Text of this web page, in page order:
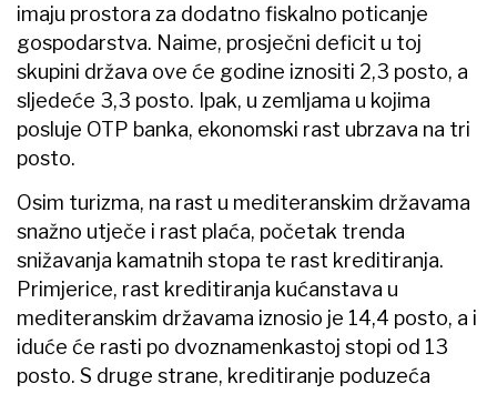
imaju prostora za dodatno fiskalno poticanje
gospodarstva. Naime, prosječni deficit u toj
skupini država ove će godine iznositi 2,3 posto, a
sljedeće 3,3 posto. Ipak, u zemljama u kojima
posluje OTP banka, ekonomski rast ubrzava na tri
posto.
Osim turizma, na rast u mediteranskim državama
snažno utječe i rast plaća, početak trenda
snižavanja kamatnih stopa te rast kreditiranja.
Primjerice, rast kreditiranja kućanstava u
mediteranskim državama iznosio je 14,4 posto, a i
iduće će rasti po dvoznamenkastoj stopi od 13
posto. S druge strane, kreditiranje poduzeća